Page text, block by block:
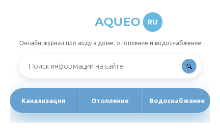
AQUEO RU
Онлайн-журнал про воду в доме: отопление и водоснабжение
Канализация Отопление Водоснабжение